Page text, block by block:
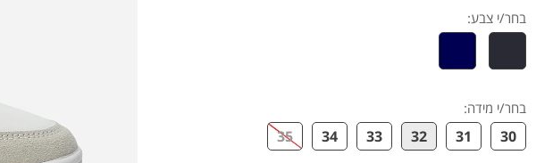
בחר/י צבע:
בחר/י מידה:
30
31
32
33
34
35